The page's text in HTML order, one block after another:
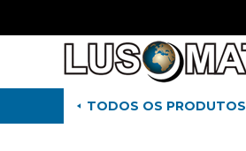
TODOS OS PRODUTOS